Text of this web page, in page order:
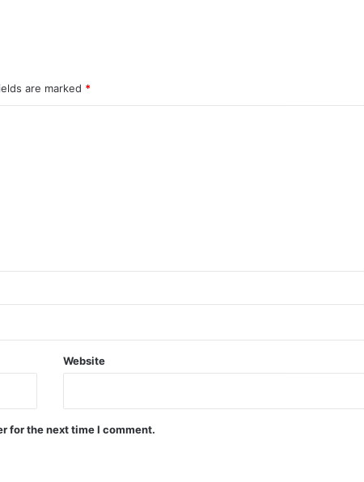
are marked *
Website
for the next time I comment.